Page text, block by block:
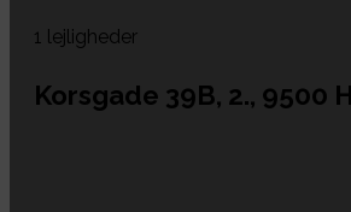
1 lejligheder
Korsgade 39B, 2., 9500